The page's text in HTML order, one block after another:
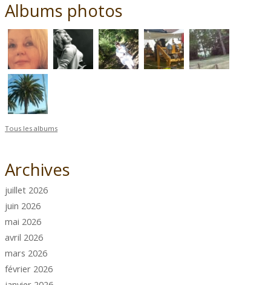
Albums photos
Tous les albums
Archives
juillet 2026
juin 2026
mai 2026
avril 2026
mars 2026
février 2026